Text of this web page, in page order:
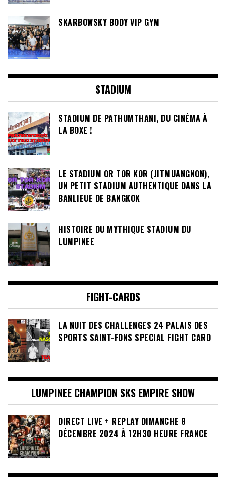
SKARBOWSKY BODY VIP GYM
STADIUM
STADIUM DE PATHUMTHANI, DU CINÉMA À
LA BOXE !
LE STADIUM OR TOR KOR (JITMUANGNON),
UN PETIT STADIUM AUTHENTIQUE DANS LA
BANLIEUE DE BANGKOK
HISTOIRE DU MYTHIQUE STADIUM DU
LUMPINEE
FIGHT-CARDS
LA NUIT DES CHALLENGES 24 PALAIS DES
SPORTS SAINT-FONS SPECIAL FIGHT CARD
LUMPINEE CHAMPION SKS EMPIRE SHOW
DIRECT LIVE + REPLAY DIMANCHE 8
DÉCEMBRE 2024 À 12H30 HEURE FRANCE